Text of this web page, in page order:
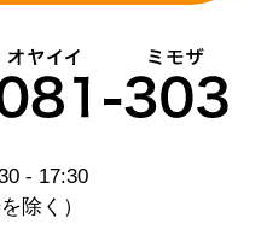
ご連絡いただいたお客
ついて、Eメールや郵
せていただくことがあ
いただくことで、いつ
停止することができま
- 17:30
除く）